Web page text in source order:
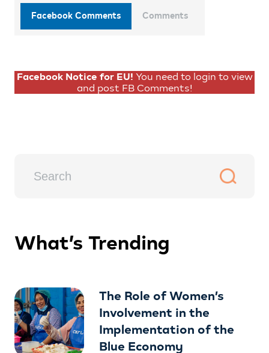
Facebook Comments Comments
Facebook Notice for EU! You need to login to view
and post FB Comments!
What’s Trending
The Role of Women’s
Involvement in the
Implementation of the
Blue Economy